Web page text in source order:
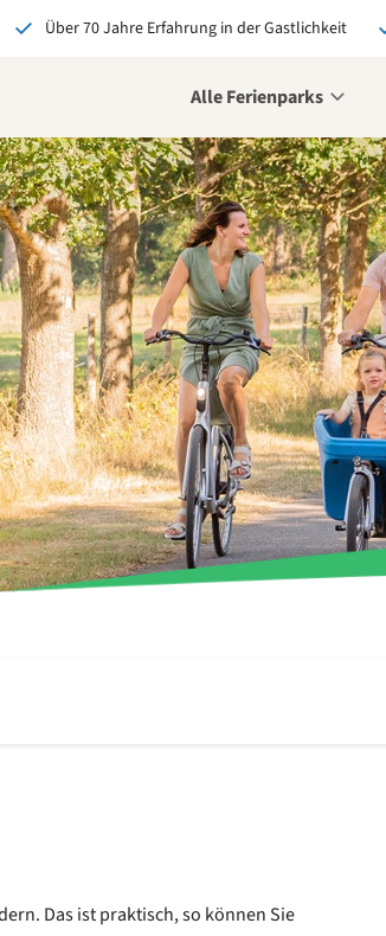
Über 70 Jahre Erfahrung in der Gastlichkeit
Alle Ferienparks
Das ist praktisch, so können Sie